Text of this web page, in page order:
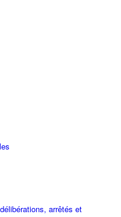
arrêtés et